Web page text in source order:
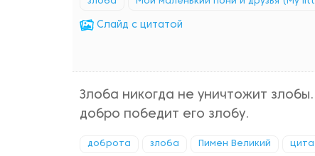
Cлайд с цитатой
Злоба никогда не уничтожит
добро победит его злобу.
доброта злоба Пимен Великий